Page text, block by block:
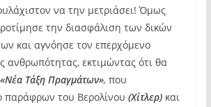
να την μετριάσει! Όμως
την διασφάλιση των δικών
και αγνόησε τον επερχόμενο
ανθρωπότητας, εκτιμώντας ότι θα
«Νέα Τάξη Πραγμάτων», που
παράφρων του Βερολίνου (Χίτλερ)και